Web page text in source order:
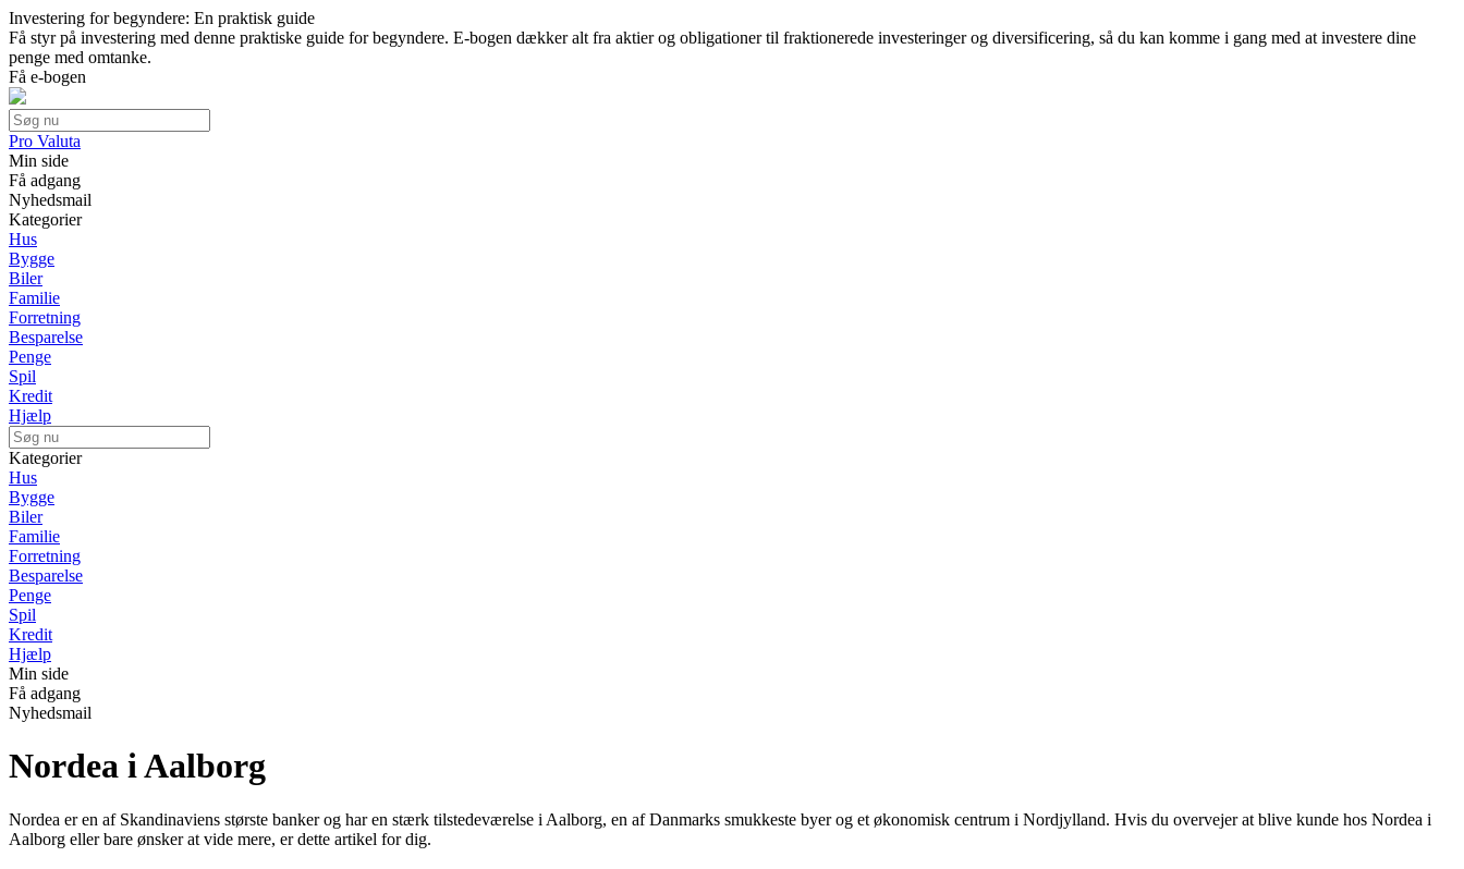
Investering for begyndere: En praktisk guide
Få styr på investering med denne praktiske guide for begyndere. E-bogen dækker alt fra aktier og obligationer til fraktionerede investeringer og diversificering, så du kan komme i gang med at investere dine
penge med omtanke.
Få e-bogen
Pro Valuta
Min side
Få adgang
Nyhedsmail
Kategorier
Hus
Bygge
Biler
Familie
Forretning
Besparelse
Penge
Spil
Kredit
Hjælp
Kategorier
Hus
Bygge
Biler
Familie
Forretning
Besparelse
Penge
Spil
Kredit
Hjælp
Min side
Få adgang
Nyhedsmail
Nordea i Aalborg
Nordea er en af Skandinaviens største banker og har en stærk tilstedeværelse i Aalborg, en af Danmarks smukkeste byer og et økonomisk centrum i Nordjylland. Hvis du overvejer at blive kunde hos Nordea i
Aalborg eller bare ønsker at vide mere, er dette artikel for dig.